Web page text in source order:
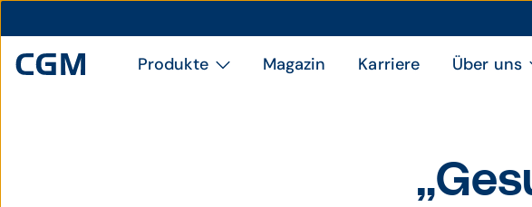
Produkte Magazin Karriere Über uns